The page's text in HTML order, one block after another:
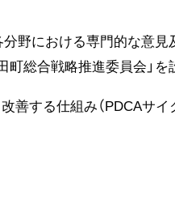
野における専門的な意
町総合戦略推進委員会」
する仕組み（PDCAサイ